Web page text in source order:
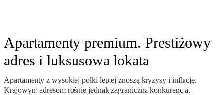
Apartamenty premium. Prestiżowy
adres i luksusowa lokata
Apartamenty z wysokiej półki lepiej znoszą kryzysy i inflację.
Krajowym adresom rośnie jednak zagraniczna konkurencja.